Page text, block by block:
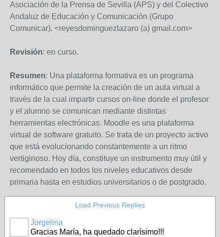
Asociación de la Prensa de Sevilla (APS) y del Colectivo
Andaluz de Educación y Comunicación (Grupo
Comunicar). <reyesdominguezlazaro (a) gmail.com>
Revisión: en curso.
Resumen: Una plataforma formativa es un programa
informático que permite la creación de un aula virtual a
través de la cual impartir cursos on-line donde el profesor
y el alumno se comunican mediante distintas
herramientas electrónicas. Moodle es una plataforma
virtual de software gratuito. Se trata de un proyecto activo
que está evolucionando constantemente a un ritmo
vertiginoso. Hoy día, constituye un instrumento muy útil y
recomendado en todos los niveles educativos desde
primaria hasta en estudios universitarios o de postgrado.
Load Previous Replies
Jorgelina
Gracias María, ha quedado clarísimo!!!